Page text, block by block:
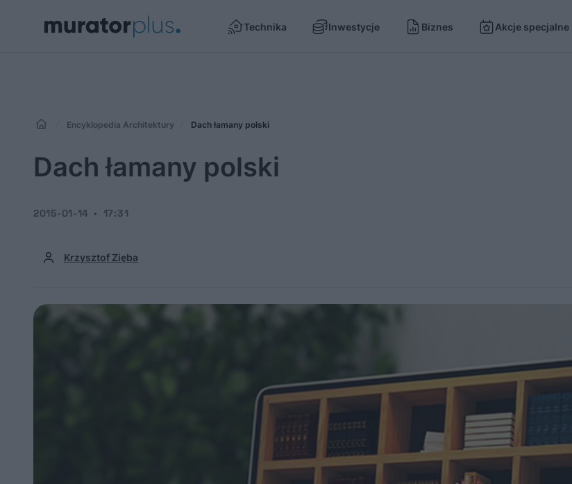
Technika Inwestycje Biznes Akcje specjalne
Encyklopedia Architektury Dach łamany polski
Dach łamany polski
Krzysztof Zięba
2015-01-14 17:31